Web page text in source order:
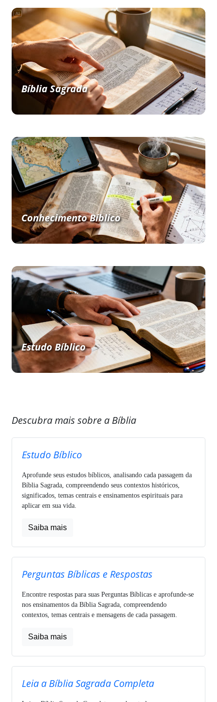
Bíblia Sagrada
Conhecimento Bíblico
Estudo Bíblico
Descubra mais sobre a Bíblia
Estudo Bíblico
Aprofunde seus estudos bíblicos, analisando cada passagem da
Bíblia Sagrada, compreendendo seus contextos históricos,
significados, temas centrais e ensinamentos espirituais para
aplicar em sua vida.
Saiba mais
Perguntas Bíblicas e Respostas
Encontre respostas para suas Perguntas Bíblicas e aprofunde-se
nos ensinamentos da Bíblia Sagrada, compreendendo
contextos, temas centrais e mensagens de cada passagem.
Saiba mais
Leia a Bíblia Sagrada Completa